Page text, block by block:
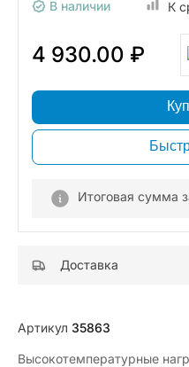
В наличии К
4 930.00 ₽
Итоговая сумма
Доставка
Артикул 35863
Высокотемпературные